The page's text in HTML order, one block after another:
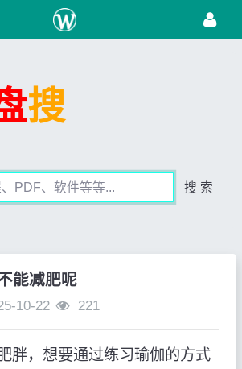
搜
搜 索
能减肥呢
10-22 221
胖，想要通过练习瑜伽的方式